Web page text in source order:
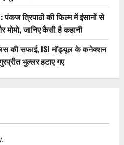
पंकज त्रिपाठी की फिल्म में इंसानों से
जानिए कैसी है कहानी
की सफाई, ISI मॉड्यूल के कनेक्शन
भुल्लर हटाए गए